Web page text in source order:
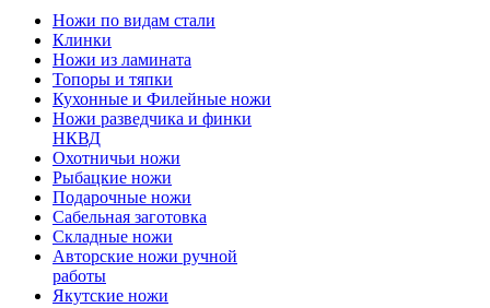
Ножи по видам стали
Клинки
Ножи из ламината
Топоры и тяпки
Кухонные и Филейные ножи
Ножи разведчика и финки
НКВД
Охотничьи ножи
Рыбацкие ножи
Подарочные ножи
Сабельная заготовка
Складные ножи
Авторские ножи ручной
работы
Якутские ножи